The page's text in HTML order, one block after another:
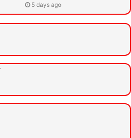
5 days ago